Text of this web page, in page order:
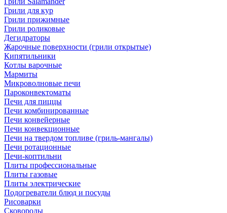
Грили для кур
Грили прижимные
Грили роликовые
Дегидраторы
Жарочные поверхности (грили открытые)
Кипятильники
Котлы варочные
Мармиты
Микроволновые печи
Пароконвектоматы
Печи для пиццы
Печи комбинированные
Печи конвейерные
Печи конвекционные
Печи на твердом топливе (гриль-мангалы)
Печи ротационные
Печи-коптильни
Плиты профессиональные
Плиты газовые
Плиты электрические
Подогреватели блюд и посуды
Рисоварки
Сковороды